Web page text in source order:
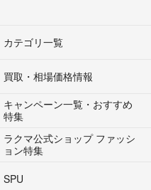
カテゴリ一覧
買取・相場価格情報
キャンペーン一覧・おすすめ
特集
ラクマ公式ショップ ファッシ
ョン特集
SPU